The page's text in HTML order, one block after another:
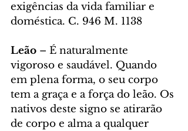
exigências da vida familiar e
doméstica. C. 946 M. 1138
Leão – É naturalmente
vigoroso e saudável. Quando
em plena forma, o seu corpo
tem a graça e a força do leão. Os
nativos deste signo se atirarão
de corpo e alma a qualquer